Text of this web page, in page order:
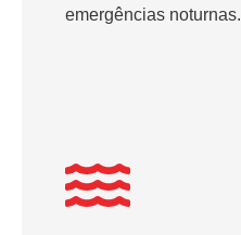
emergências noturnas.